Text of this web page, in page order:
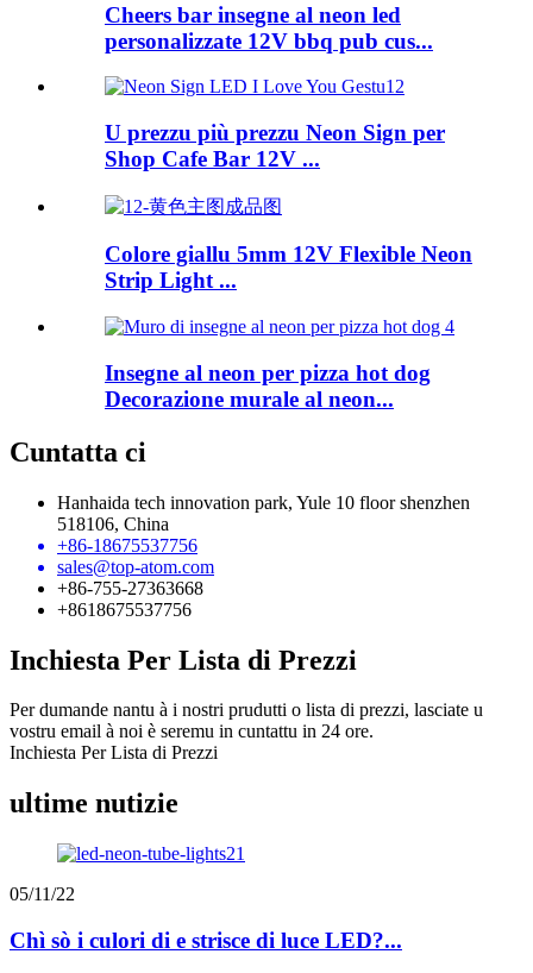
Cheers bar insegne al neon led
personalizzate 12V bbq pub cus...
U prezzu più prezzu Neon Sign per
Shop Cafe Bar 12V ...
Colore giallu 5mm 12V Flexible Neon
Strip Light ...
Insegne al neon per pizza hot dog
Decorazione murale al neon...
Cuntatta ci
Hanhaida tech innovation park, Yule 10 floor shenzhen
518106, China
+86-18675537756
sales@top-atom.com
+86-755-27363668
+8618675537756
Inchiesta Per Lista di Prezzi
Per dumande nantu à i nostri prudutti o lista di prezzi, lasciate u
vostru email à noi è seremu in cuntattu in 24 ore.
Inchiesta Per Lista di Prezzi
ultime nutizie
05/11/22
Chì sò i culori di e strisce di luce LED?...